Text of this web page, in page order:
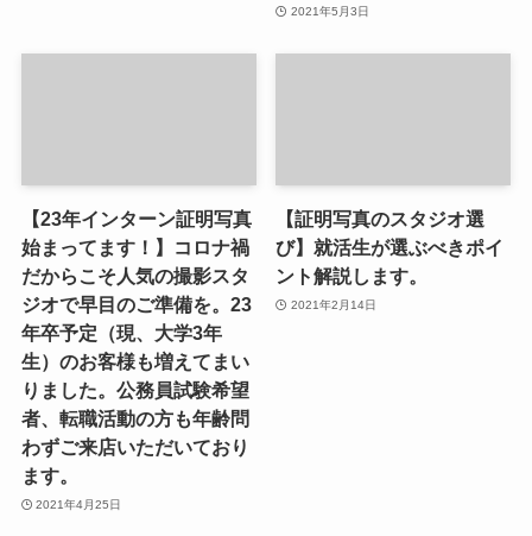
2021年5月3日
【23年インターン証明写真
始まってます！】コロナ禍
だからこそ人気の撮影スタ
ジオで早目のご準備を。23
年卒予定（現、大学3年
生）のお客様も増えてまい
りました。公務員試験希望
者、転職活動の方も年齢問
わずご来店いただいており
ます。
2021年4月25日
【証明写真のスタジオ選
び】就活生が選ぶべきポイ
ント解説します。
2021年2月14日